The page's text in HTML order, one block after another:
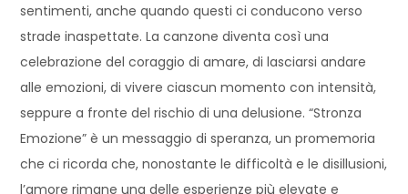
sentimenti, anche quando questi ci conducono verso
strade inaspettate. La canzone diventa così una
celebrazione del coraggio di amare, di lasciarsi andare
alle emozioni, di vivere ciascun momento con intensità,
seppure a fronte del rischio di una delusione. “Stronza
Emozione” è un messaggio di speranza, un promemoria
che ci ricorda che, nonostante le difficoltà e le disillusioni,
l’amore rimane una delle esperienze più elevate e